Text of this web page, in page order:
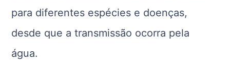
para diferentes espécies e doenças,
desde que a transmissão ocorra pela
água.